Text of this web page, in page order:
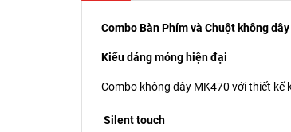
Combo Bàn Phím và Chuột không
Kiểu dáng mỏng hiện đại
Combo không dây MK470 với thiết kế
Silent touch